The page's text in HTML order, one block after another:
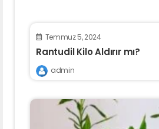
Temmuz 5, 2024
Rantudil Kilo Aldırır mı?
admin